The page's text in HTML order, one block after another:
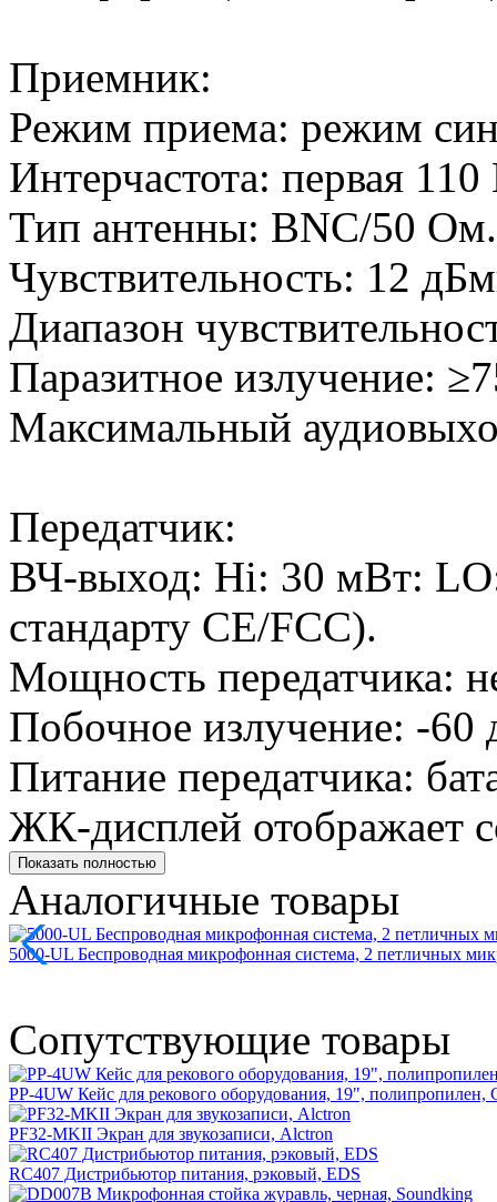
Приемник:
Режим приема: режим
Интерчастота: первая
Тип антенны: BNC/50 Ом.
Чувствительность: 12
Диапазон
Паразитное излучение:
Максимальный
Передатчик:
ВЧ-выход: Hi: 30 мВт: LO:
стандарту CE/FCC).
Мощность передатчика:
Побочное излучение: -60
Питание передатчика:
ЖК-дисплей отображает
Показать полностью
Аналогичные товары
5000-UL Беспроводная микрофонная система, 2 петличных
Сопутствующие товары
PP-4UW Кейс для рекового оборудования, 19", полипропилен,
PF32-MKII Экран для звукозаписи, Alctron
RC407 Дистрибьютор питания, рэковый, EDS